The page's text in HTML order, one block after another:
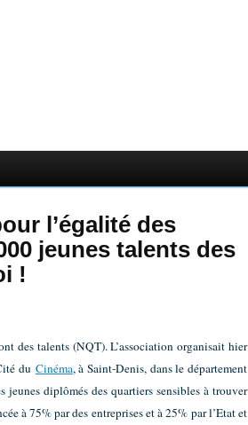
l’égalité des
jeunes talents des
!
des talents (NQT). L’association organisait hier
du Cinéma, à Saint-Denis, dans le département
diplômés des quartiers sensibles à trouver
à 75% par des entreprises et à 25% par l’Etat et